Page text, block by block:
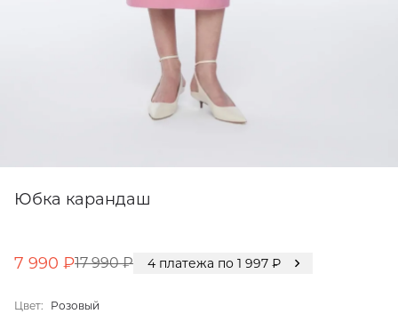
Юбка карандаш
7 990 ₽17 990 ₽ 4 платежа по 1 997 ₽
Цвет: Розовый